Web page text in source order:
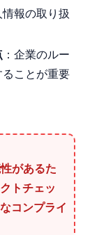
情報の取り扱
：企業のルー
ことが重要
があるた
トチェッ
コンプライ